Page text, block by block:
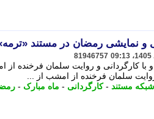
و نمایشی رمضان در مستند
81946757
با کارگردانی و روایت سلمان فرخنده
سلمان فرخنده از امشب از ...
شبکه مستند -کارگردانی - ماه مبارک -